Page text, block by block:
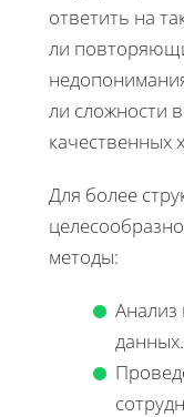
ответить на
ли
ли сложности
качественных
Для более
методы:
Анализ
данных.